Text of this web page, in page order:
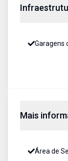
Garagens
Mais
Área de